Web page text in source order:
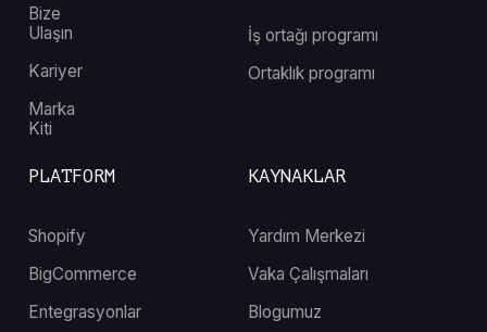
Bize
Ulaşın
Kariyer
Marka
Kiti
KAYNAKLAR
Yardım Merkezi
Vaka Çalışmaları
Blogumuz
İş ortağı programı
Ortaklık programı
PLATFORM
Shopify
BigCommerce
Entegrasyonlar